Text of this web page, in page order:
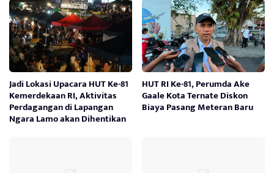
Jadi Lokasi Upacara HUT Ke-81
Kemerdekaan RI, Aktivitas
Perdagangan di Lapangan
Ngara Lamo akan Dihentikan
HUT RI Ke-81, Perumda Ake
Gaale Kota Ternate Diskon
Biaya Pasang Meteran Baru